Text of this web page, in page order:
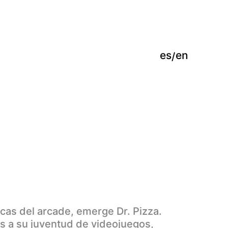
es en
del arcade, emerge Dr. Pizza.
a su juventud de videojuegos,